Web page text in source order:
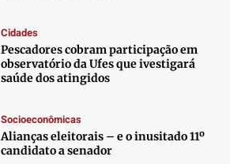
Cidades
Pescadores cobram participação em
observatório da Ufes que ivestigará
saúde dos atingidos
Socioeconômicas
Alianças eleitorais – e o inusitado 11º
candidato a senador